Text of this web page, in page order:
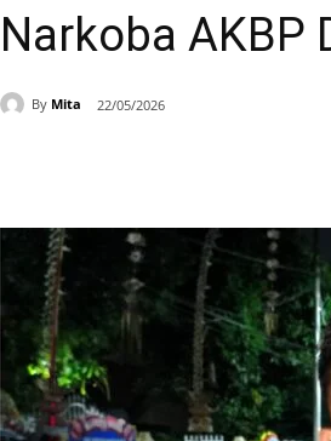
Narkoba AKBP
By Mita 22/05/2026